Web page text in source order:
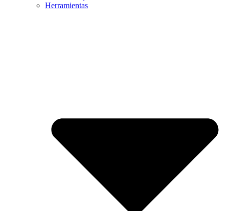
Herramientas